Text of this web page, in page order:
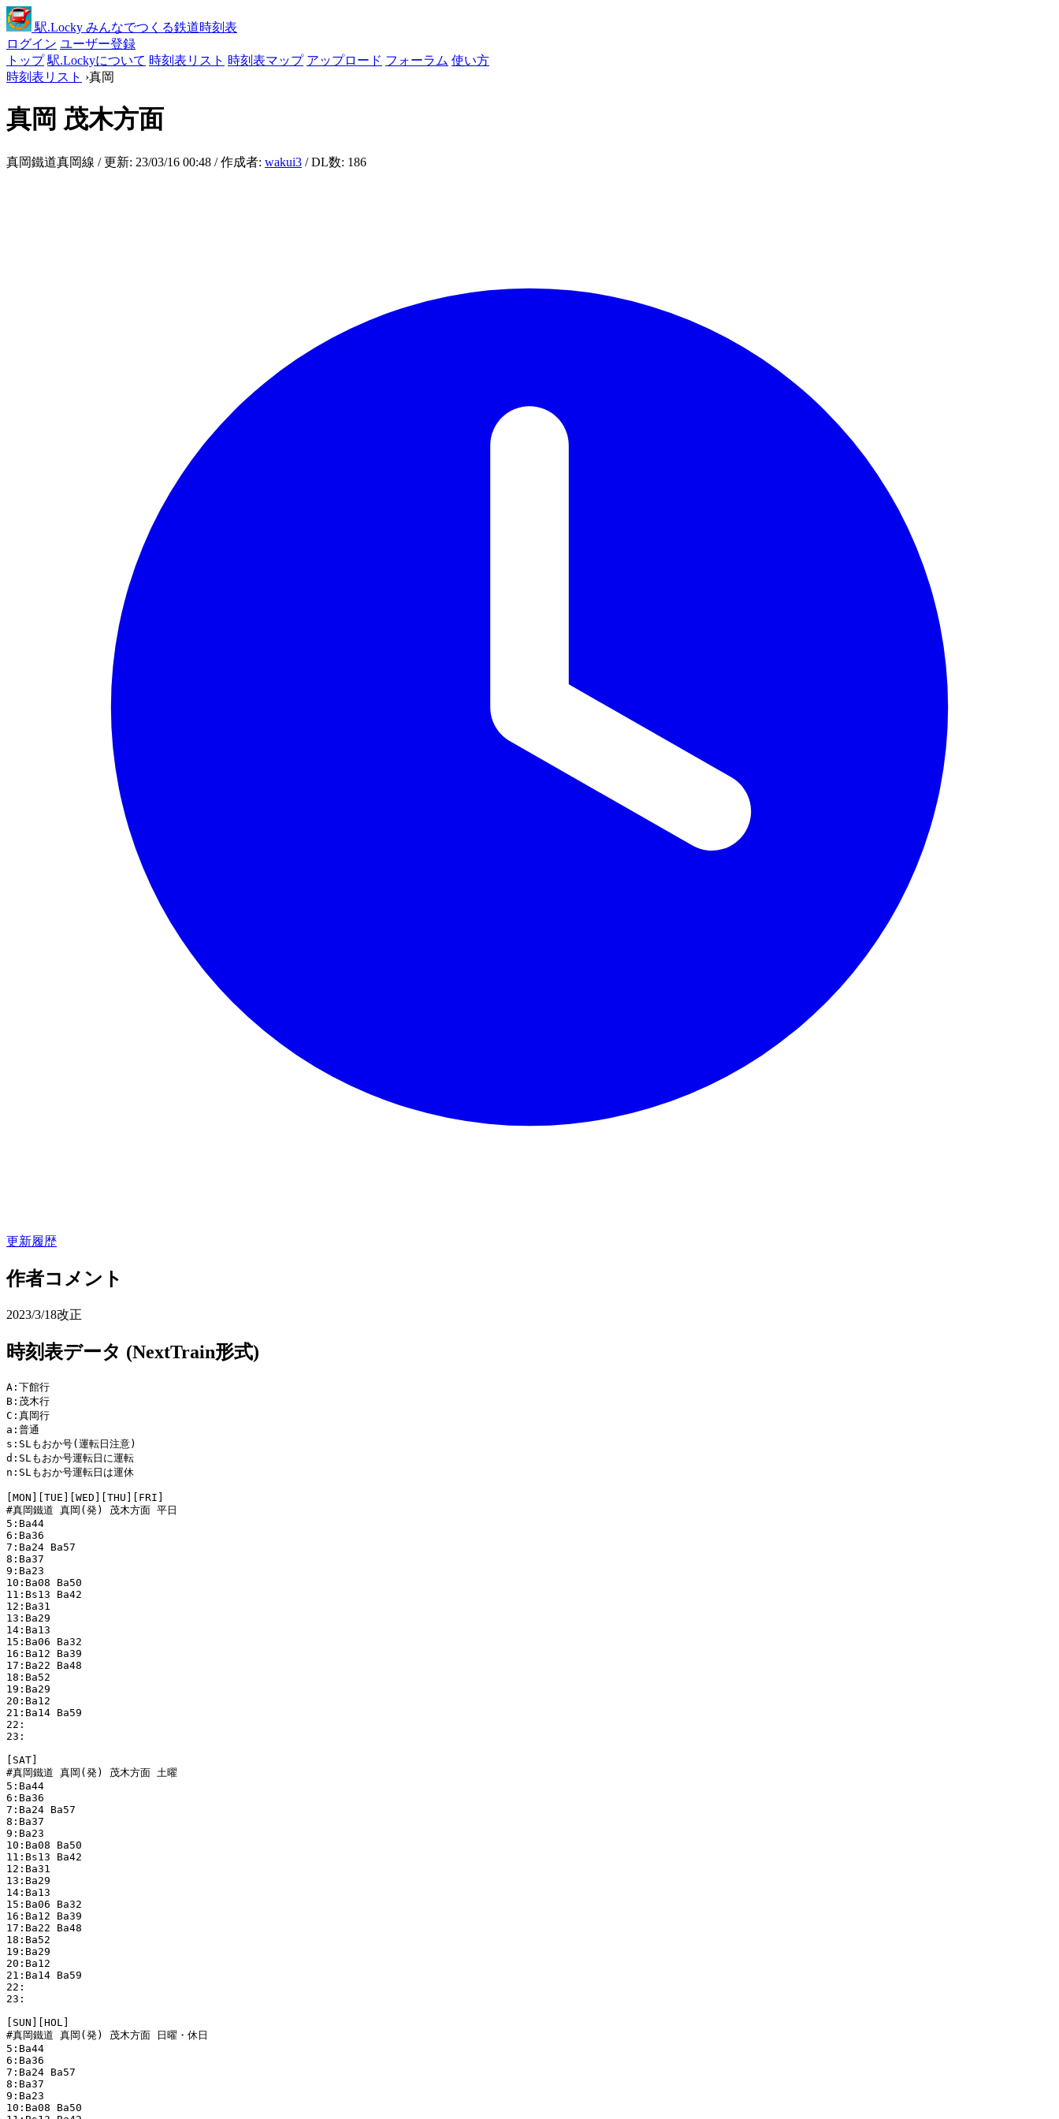
駅.Locky みんなでつくる鉄道時刻表
ログイン ユーザー登録
トップ 駅.Lockyについて 時刻表リスト 時刻表マップ アップロード フォーラム 使い方
時刻表リスト ›真岡
真岡 茂木方面
真岡鐵道真岡線 / 更新: 23/03/16 00:48 / 作成者: wakui3 / DL数: 186
更新履歴
作者コメント
2023/3/18改正
時刻表データ (NextTrain形式)
A:下館行
B:茂木行
C:真岡行
a:普通
s:SLもおか号(運転日注意)
d:SLもおか号運転日に運転
n:SLもおか号運転日は運休
[MON][TUE][WED][THU][FRI]
#真岡鐵道 真岡(発) 茂木方面 平日
5:Ba44
6:Ba36
7:Ba24 Ba57
8:Ba37
9:Ba23
10:Ba08 Ba50
11:Bs13 Ba42
12:Ba31
13:Ba29
14:Ba13
15:Ba06 Ba32
16:Ba12 Ba39
17:Ba22 Ba48
18:Ba52
19:Ba29
20:Ba12
21:Ba14 Ba59
22:
23:
[SAT]
#真岡鐵道 真岡(発) 茂木方面 土曜
5:Ba44
6:Ba36
7:Ba24 Ba57
8:Ba37
9:Ba23
10:Ba08 Ba50
11:Bs13 Ba42
12:Ba31
13:Ba29
14:Ba13
15:Ba06 Ba32
16:Ba12 Ba39
17:Ba22 Ba48
18:Ba52
19:Ba29
20:Ba12
21:Ba14 Ba59
22:
23:
[SUN][HOL]
#真岡鐵道 真岡(発) 茂木方面 日曜・休日
5:Ba44
6:Ba36
7:Ba24 Ba57
8:Ba37
9:Ba23
10:Ba08 Ba50